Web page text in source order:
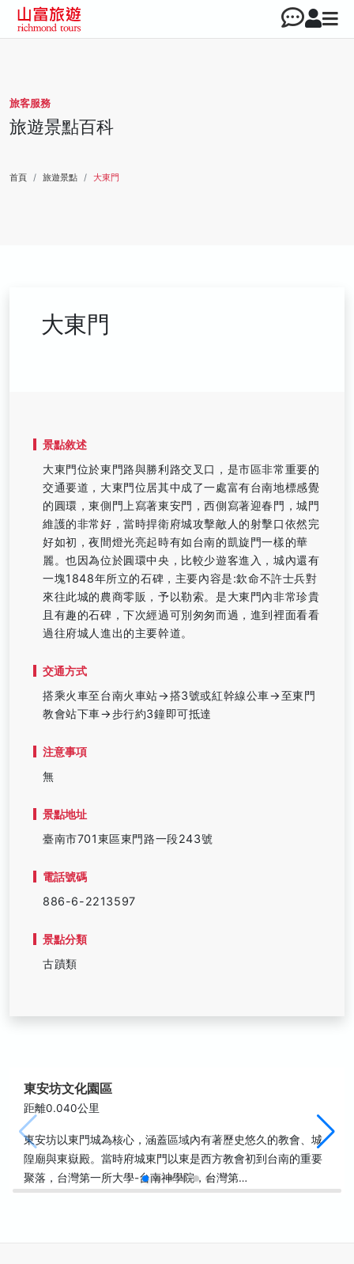
旅客服務
旅遊景點百科
首頁 旅遊景點 大東門
大東門
景點敘述
大東門位於東門路與勝利路交叉口，是市區非常重要的
交通要道，大東門位居其中成了一處富有台南地標感覺
的圓環，東側門上寫著東安門，西側寫著迎春門，城門
維護的非常好，當時捍衛府城攻擊敵人的射擊口依然完
好如初，夜間燈光亮起時有如台南的凱旋門一樣的華
麗。也因為位於圓環中央，比較少遊客進入，城內還有
一塊1848年所立的石碑，主要內容是:欽命不許士兵對
來往此城的農商零販，予以勒索。是大東門內非常珍貴
且有趣的石碑，下次經過可別匆匆而過，進到裡面看看
過往府城人進出的主要幹道。
交通方式
搭乘火車至台南火車站→搭3號或紅幹線公車→至東門
教會站下車→步行約3鐘即可抵達
注意事項
無
景點地址
臺南市701東區東門路一段243號
電話號碼
886-6-2213597
景點分類
古蹟類
東安坊文化園區
距離0.040公里
東安坊以東門城為核心，涵蓋區域內有著歷史悠久的教會、城
隍廟與東嶽殿。當時府城東門以東是西方教會初到台南的重要
聚落，台灣第一所大學-台南神學院，台灣第…